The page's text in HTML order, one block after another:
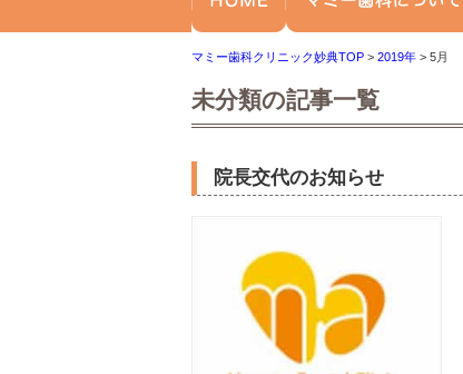
マミー歯科クリニック妙典TOP > 2019年 > 5月
未分類の記事一覧
院長交代のお知らせ